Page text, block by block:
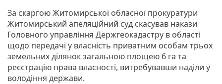
За скаргою Житомирської обласної прокуратури
Житомирський апеляційний суд скасував накази
Головного управління Держгеокадастру в області
щодо передачі у власність приватним особам трьох
земельних ділянок загальною площею 6 га та
реєстрацію права власності, витребувавши наділи у
володіння держави.